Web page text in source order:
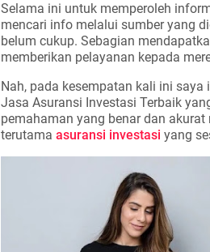
Selama ini untuk memperoleh
mencari info melalui sumber yang
belum cukup. Sebagian
memberikan pelayanan kepada
Nah, pada kesempatan kali ini
Jasa Asuransi Investasi Terbaik
pemahaman yang benar dan
terutama asuransi investasi yang